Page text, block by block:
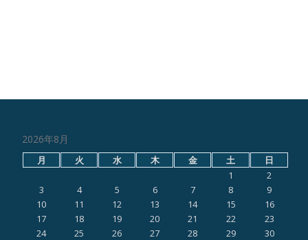
2026年8月
月 火 水 木 金 土
日
1
2
3
4 5 6 7 8
9
10
11 12 13 14 15
16
17
18 19 20 21 22
23
24
25 26 27 28 29
30